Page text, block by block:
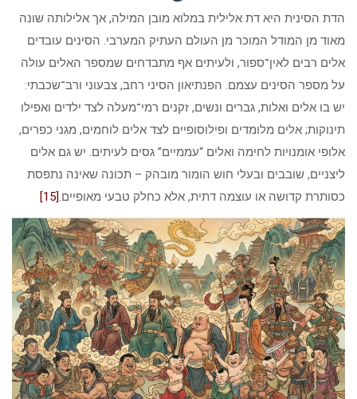
הדת הסינית היא דת אלילית במלוא מובן המילה, אך אלילותה שונה
מאוד מן המודל המוכר מן העולם העתיק המערבי. הסינים עובדים
אלים רבים לאין־ספור, ולעיתים אף מתבדחים שמספר האלים עולה
על מספר הסינים עצמם. הפנתיאון הסיני רחב, צבעוני ורב־שכבתי:
יש בו אלים ואלות, גברים ונשים, זקנים רמי־מעלה לצד ילדים ואפילו
תינוקות; אלים מלומדים ופילוסופיים לצד אלים לוחמים, מגִני כפרים,
אלופי אומנויות לחימה ואלים “עממיים” גסים לעיתים. יש גם אלים
ליצניים, שובבים ובעלי חוש הומור מובהק – תכונה שאינה נתפסת
כסותרת קדושה או עוצמה דתית, אלא כחלק טבעי מאופיים.[15]